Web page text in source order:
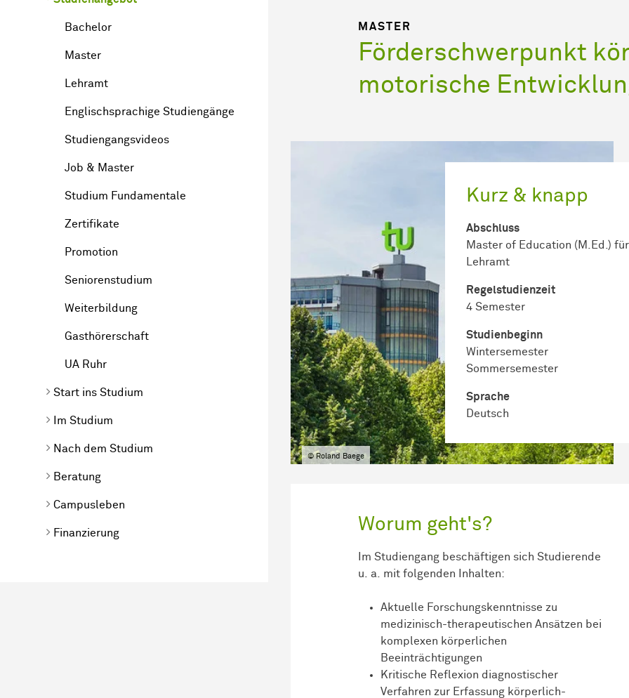
Bachelor
Master
Lehramt
Englischsprachige Studiengänge
Studiengangsvideos
Job & Master
Studium Fundamentale
Zertifikate
Promotion
Seniorenstudium
Weiterbildung
Gasthörerschaft
UA Ruhr
Start ins Studium
Im Studium
Nach dem Studium
Beratung
Campusleben
Finanzierung
MASTER
Förderschwerpunkt
motorische
Kurz & knapp
Abschluss
Master of Education (M.Ed.) für
Lehramt
Regel­studienzeit
4 Semester
Studienbeginn
Wintersemester
Sommersemester
Sprache
Deutsch
© Roland Baege
Worum geht's?
Im Studiengang beschäftigen sich Studierende
u. a. mit folgenden Inhalten:
Aktuelle Forschungskenntnisse zu
medizinisch-therapeutischen Ansätzen bei
komplexen körperlichen
Beeinträchtigungen
Kritische Reflexion diagnostischer
Verfahren zur Erfassung körperlich-